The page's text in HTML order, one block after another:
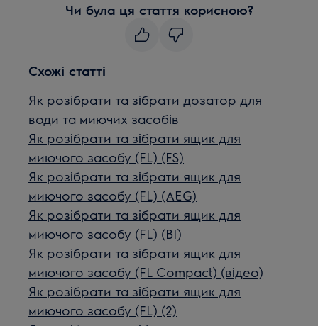
Чи була ця стаття корисною?
Схожі статті
Як розібрати та зібрати дозатор для
води та миючих засобів
Як розібрати та зібрати ящик для
миючого засобу (FL) (FS)
Як розібрати та зібрати ящик для
миючого засобу (FL) (AEG)
Як розібрати та зібрати ящик для
миючого засобу (FL) (BI)
Як розібрати та зібрати ящик для
миючого засобу (FL Compact) (відео)
Як розібрати та зібрати ящик для
миючого засобу (FL) (2)